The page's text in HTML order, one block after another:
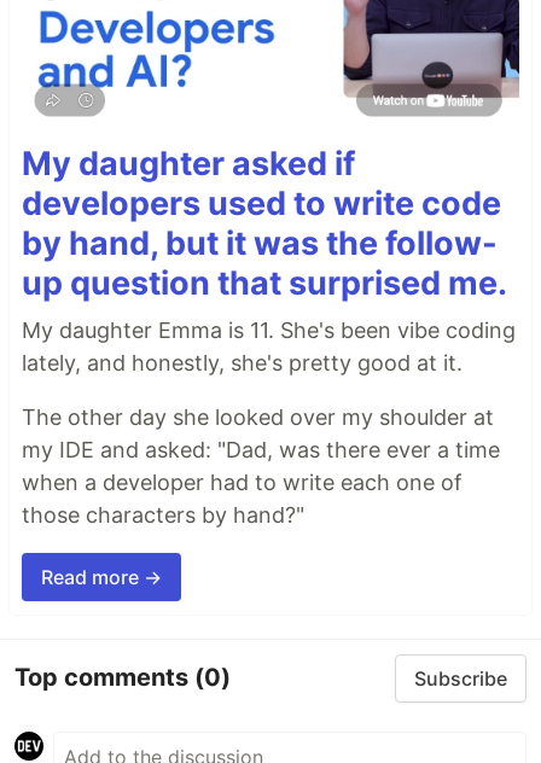
My daughter asked if
developers used to write code
by hand, but it was the follow-
up question that surprised me.
My daughter Emma is 11. She's been vibe coding
lately, and honestly, she's pretty good at it.
The other day she looked over my shoulder at
my IDE and asked: "Dad, was there ever a time
when a developer had to write each one of
those characters by hand?"
Read more →
Top comments (0) Subscribe